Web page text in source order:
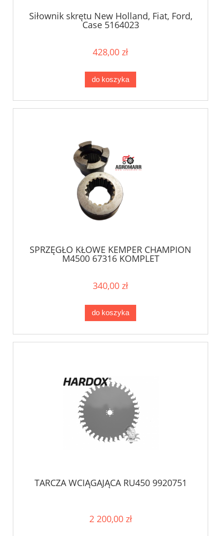
Siłownik skrętu New Holland, Fiat, Ford,
Case 5164023
428,00 zł
do koszyka
SPRZĘGŁO KŁOWE KEMPER CHAMPION
M4500 67316 KOMPLET
340,00 zł
do koszyka
TARCZA WCIĄGAJĄCA RU450 9920751
2 200,00 zł